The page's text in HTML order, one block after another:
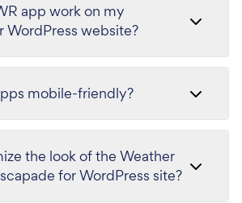
app work on my
WordPress website?
mobile-friendly?
the look of the Weather
for WordPress site?